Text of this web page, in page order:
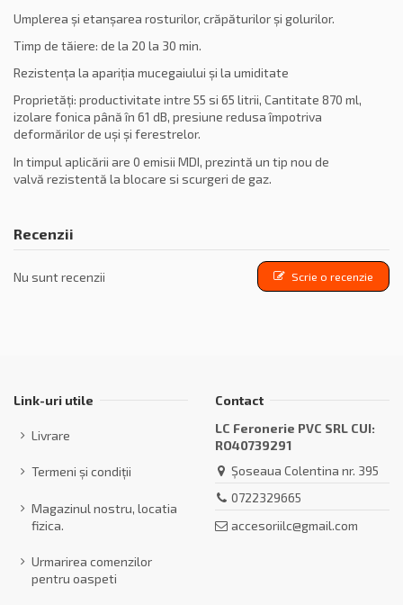
Umplerea și etanșarea rosturilor, crăpăturilor și golurilor.
Timp de tăiere: de la 20 la 30 min.
Rezistența la apariția mucegaiului şi la umiditate
Proprietăți: productivitate intre 55 si 65 litrii, Cantitate 870 ml,
izolare fonica până în 61 dB, presiune redusa împotriva
deformărilor de uși și ferestrelor.
In timpul aplicării are 0 emisii MDI, prezintă un tip nou de
valvă rezistentă la blocare si scurgeri de gaz.
Recenzii
Nu sunt recenzii Scrie o recenzie
Link-uri utile
Livrare
Termeni și condiții
Magazinul nostru, locatia
fizica.
Urmarirea comenzilor
pentru oaspeti
Contact
LC Feronerie PVC SRL CUI:
RO40739291
Șoseaua Colentina nr. 395
0722329665
accesoriilc@gmail.com